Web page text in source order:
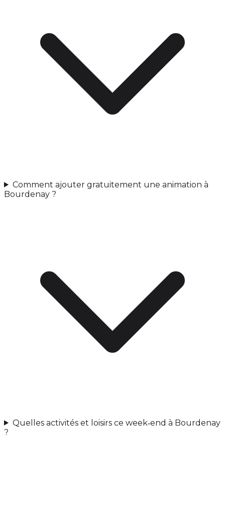
Comment ajouter gratuitement une animation à
Bourdenay ?
Quelles activités et loisirs ce week‑end à Bourdenay
?